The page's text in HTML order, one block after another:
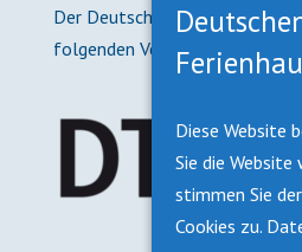
Der Deutsche
folgenden Verbänden:
Diese Website
Sie die Website
stimmen Sie
Cookies zu.